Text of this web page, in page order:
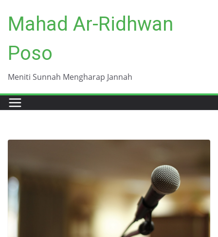
content
Mahad Ar-Ridhwan
Poso
Meniti Sunnah Mengharap Jannah